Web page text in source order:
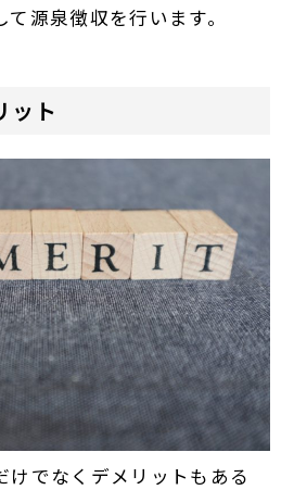
源泉徴収を行います。
ット
けでなくデメリットもある